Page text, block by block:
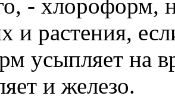
- хлороформ,
и растения,
усыпляет на
и железо.